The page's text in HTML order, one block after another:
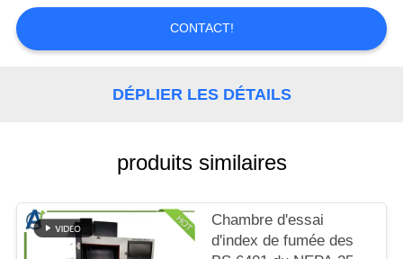
CAS
DEMANDEZ
CITATION
PLAN
DU
CONTACT!
DÉPLIER LES DÉTAILS
produits similaires
Chambre d'essai
d'index de fumée des